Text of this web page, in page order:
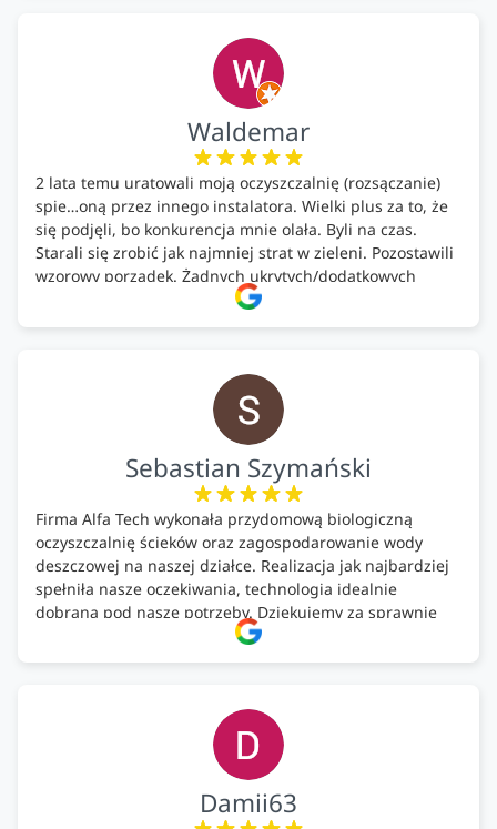
ekologicznych rozwiązań!🍀
Waldemar
2 lata temu uratowali moją oczyszczalnię (rozsączanie)
spie…oną przez innego instalatora. Wielki plus za to, że
się podjęli, bo konkurencja mnie olała. Byli na czas.
Starali się zrobić jak najmniej strat w zieleni. Pozostawili
wzorowy porządek. Żadnych ukrytych/dodatkowych
kosztów. Zaskoczenie. Kontakt bardzo OK. Obsługa
pomontażowa również OK. A ich środki do oczyszczalni –
Sebastian Szymański
Firma Alfa Tech wykonała przydomową biologiczną
oczyszczalnię ścieków oraz zagospodarowanie wody
deszczowej na naszej działce. Realizacja jak najbardziej
spełniła nasze oczekiwania, technologia idealnie
dobrana pod nasze potrzeby. Dziękujemy za sprawnie
wykonany montaż w świetnej atmosferze! Polecam!
Damii63